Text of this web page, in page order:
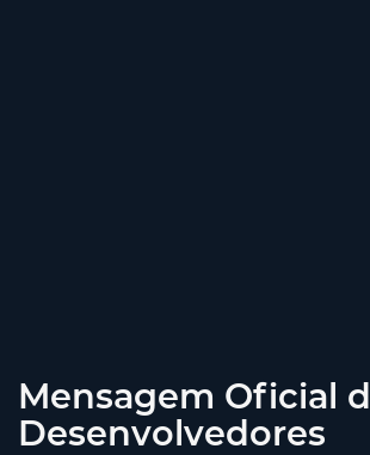
Mensagem Oficial
Desenvolvedores